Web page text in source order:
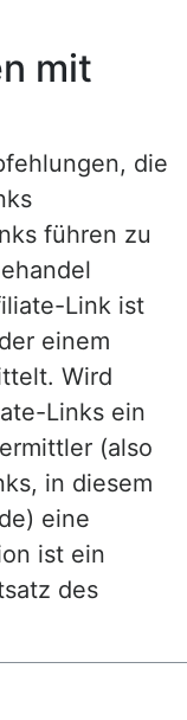
mit
die
führen zu
Link ist
einem
Wird
Links ein
(also
in diesem
eine
ist ein
des